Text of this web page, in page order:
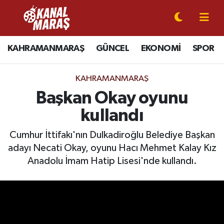
KAHRAMANMARAŞ GÜNCEL EKONOMİ SPOR
KAHRAMANMARAŞ
Başkan Okay oyunu
kullandı
Cumhur İttifakı'nın Dulkadiroğlu Belediye Başkan
adayı Necati Okay, oyunu Hacı Mehmet Kalay Kız
Anadolu İmam Hatip Lisesi'nde kullandı.
CANLI YAYIN
KAHRAMANMARAŞ
SİYASET
EKONOMİ
Kahramanmaraş Nöbetçi Eczaneler
Kahramanmaraş Hava Durumu
Kahramanmaraş Trafik Yoğunluk Haritası
Süper Lig Puan Durumu ve Fikstür
Tüm Manşetler